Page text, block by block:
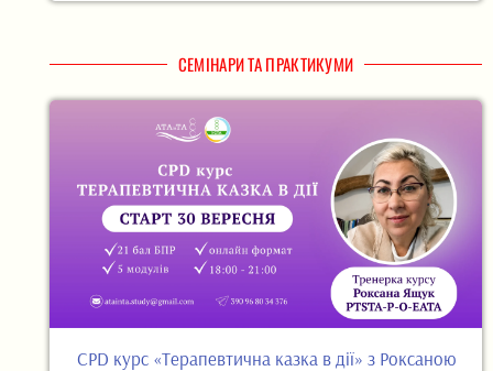
СЕМІНАРИ ТА ПРАКТИКУМИ
CPD курс «Терапевтична казка в дії» з Роксаною